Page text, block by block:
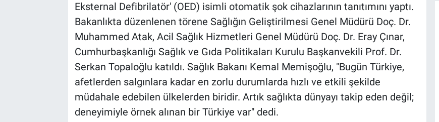
Eksternal Defibrilatör' (OED) isimli otomatik şok cihazlarının tanıtımını yaptı.
Bakanlıkta düzenlenen törene Sağlığın Geliştirilmesi Genel Müdürü Doç. Dr.
Muhammed Atak, Acil Sağlık Hizmetleri Genel Müdürü Doç. Dr. Eray Çınar,
Cumhurbaşkanlığı Sağlık ve Gıda Politikaları Kurulu Başkanvekili Prof. Dr.
Serkan Topaloğlu katıldı. Sağlık Bakanı Kemal Memişoğlu, "Bugün Türkiye,
afetlerden salgınlara kadar en zorlu durumlarda hızlı ve etkili şekilde
müdahale edebilen ülkelerden biridir. Artık sağlıkta dünyayı takip eden değil;
deneyimiyle örnek alınan bir Türkiye var" dedi.